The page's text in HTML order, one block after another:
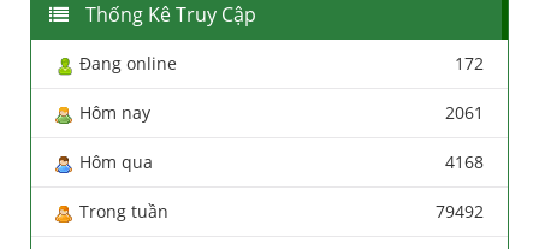
Thống Kê Truy Cập
Đang online 172
Hôm nay 2061
Hôm qua 4168
Trong tuần 79492